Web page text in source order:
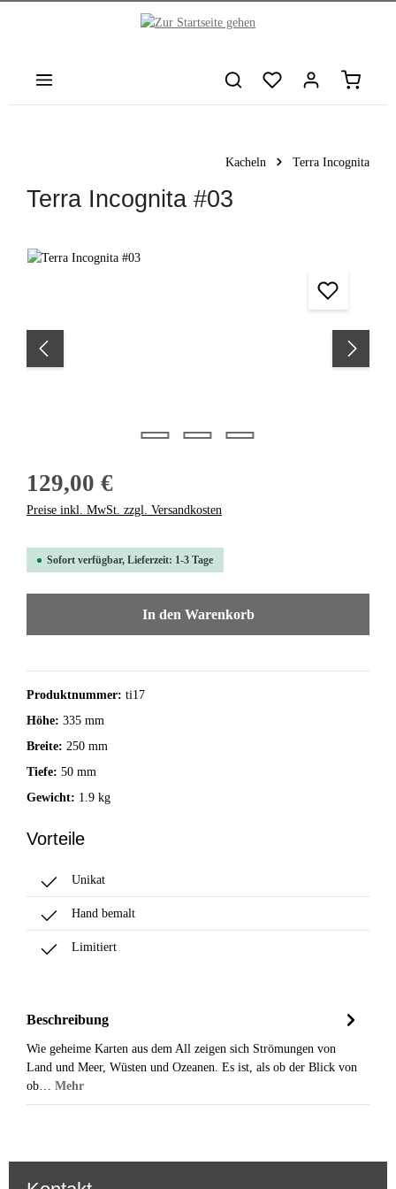
Kacheln Terra Incognita
Terra Incognita #03
Bildergalerie überspringen
129,00 €
Preise inkl. MwSt. zzgl. Versandkosten
Sofort verfügbar, Lieferzeit: 1-3 Tage
In den Warenkorb
Produktnummer: ti17
Höhe: 335 mm
Breite: 250 mm
Tiefe: 50 mm
Gewicht: 1.9 kg
Vorteile
Unikat
Hand bemalt
Limitiert
Beschreibung
Wie geheime Karten aus dem All zeigen sich Strömungen von
Land und Meer, Wüsten und Ozeanen. Es ist, als ob der Blick von
ob… Mehr